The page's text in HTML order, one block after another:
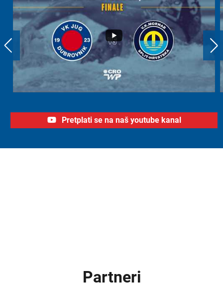
Pretplati se na naš youtube kanal
Partneri